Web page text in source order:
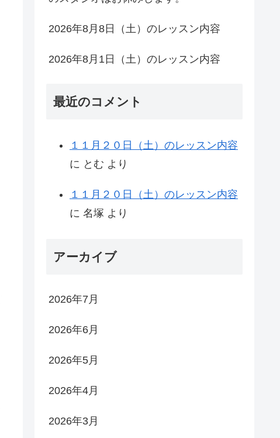
2026年8月8日（土）のレッスン内容
2026年8月1日（土）のレッスン内容
最近のコメント
１１月２０日（土）のレッスン内容
に とむ より
１１月２０日（土）のレッスン内容
に 名塚 より
アーカイブ
2026年7月
2026年6月
2026年5月
2026年4月
2026年3月